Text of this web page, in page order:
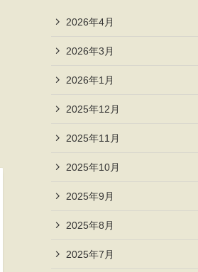
2026年4月
2026年3月
2026年1月
2025年12月
2025年11月
2025年10月
2025年9月
2025年8月
2025年7月